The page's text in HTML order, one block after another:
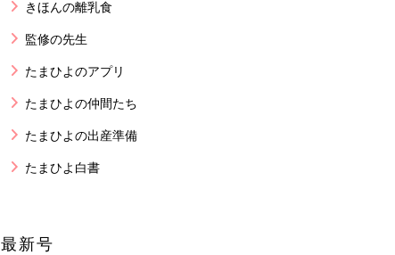
きほんの離乳食
監修の先生
たまひよのアプリ
たまひよの仲間たち
たまひよの出産準備
たまひよ白書
最新号